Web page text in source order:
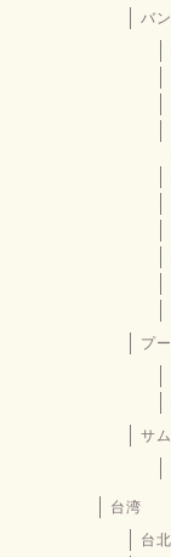
バ
プ
サ
台湾
台